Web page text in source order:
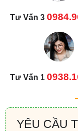
Tư Vấn 3
Tư Vấn 1
YÊU CẦU